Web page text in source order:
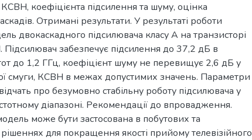
коефіцієнта підсилення та шуму, оцінка
Отримані результати. У результаті роботи
двокаскадного підсилювача класу А на транзисторі
Підсилювач забезпечує підсилення до 37,2 дБ в
до 1,2 ГГц, коефіцієнт шуму не перевищує 2,6 дБ у
смуги, КСВН в межах допустимих значень. Параметри
про безумовно стабільну роботу підсилювача у
діапазоні. Рекомендації до впровадження.
може бути застосована в побутових та
для покращення якості прийому телевізійного